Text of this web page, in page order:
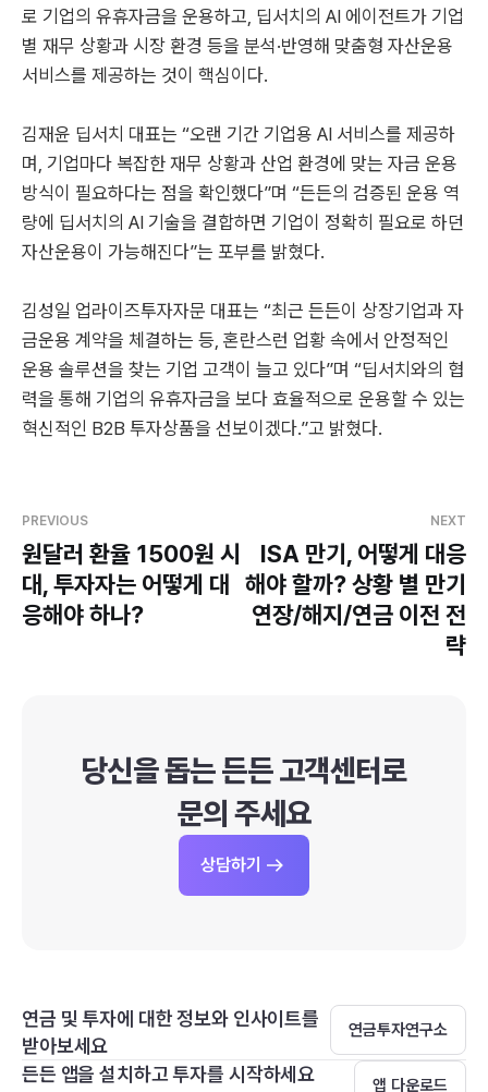
로 기업의 유휴자금을 운용하고, 딥서치의 AI 에이전트가 기업
별 재무 상황과 시장 환경 등을 분석·반영해 맞춤형 자산운용
서비스를 제공하는 것이 핵심이다.
김재윤 딥서치 대표는 “오랜 기간 기업용 AI 서비스를 제공하
며, 기업마다 복잡한 재무 상황과 산업 환경에 맞는 자금 운용
방식이 필요하다는 점을 확인했다”며 “든든의 검증된 운용 역
량에 딥서치의 AI 기술을 결합하면 기업이 정확히 필요로 하던
자산운용이 가능해진다”는 포부를 밝혔다.
김성일 업라이즈투자자문 대표는 “최근 든든이 상장기업과 자
금운용 계약을 체결하는 등, 혼란스런 업황 속에서 안정적인
운용 솔루션을 찾는 기업 고객이 늘고 있다”며 “딥서치와의 협
력을 통해 기업의 유휴자금을 보다 효율적으로 운용할 수 있는
혁신적인 B2B 투자상품을 선보이겠다.”고 밝혔다.
PREVIOUS
원달러 환율 1500원 시
대, 투자자는 어떻게 대
응해야 하나?
NEXT
ISA 만기, 어떻게 대응
해야 할까? 상황 별 만기
연장/해지/연금 이전 전
략
당신을 돕는 든든 고객센터로
문의 주세요
상담하기
연금 및 투자에 대한 정보와 인사이트를
받아보세요
연금투자연구소
든든 앱을 설치하고 투자를 시작하세요 앱 다운로드